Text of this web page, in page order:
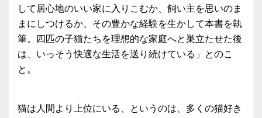
して居心地のいい家に入りこむか、飼い主を思いのま
まにしつけるか、その豊かな経験を生かして本書を執
筆。四匹の子猫たちを理想的な家庭へと巣立たせた後
は、いっそう快適な生活を送り続けている」とのこ
と。
猫は人間より上位にいる、というのは、多くの猫好き